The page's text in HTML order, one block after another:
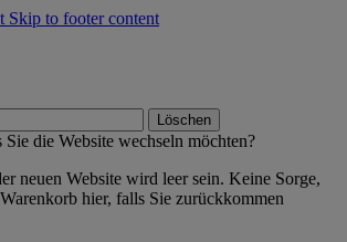
Skip to footer content
Löschen
Sie die Website wechseln möchten?
neuen Website wird leer sein. Keine Sorge,
hier, falls Sie zurückkommen